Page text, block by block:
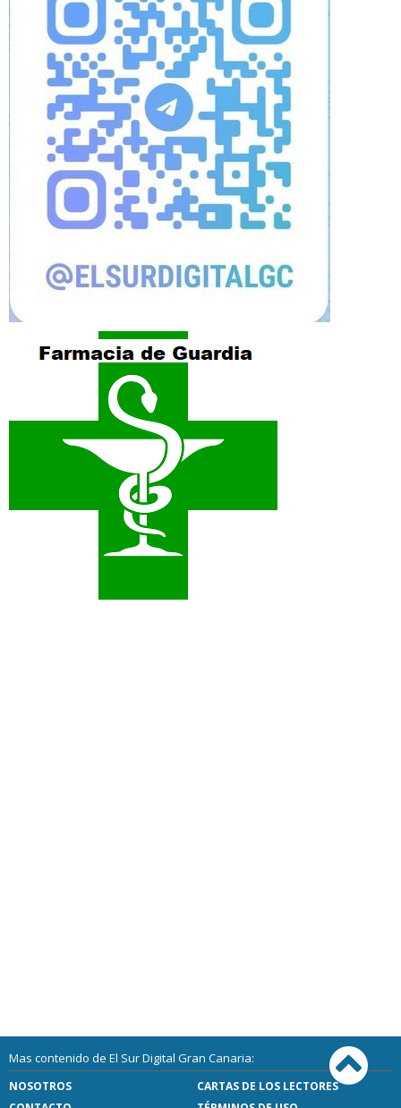
Mas contenido de El Sur Digital Gran Canaria:
NOSOTROS
CARTAS DE LOS LECTORES